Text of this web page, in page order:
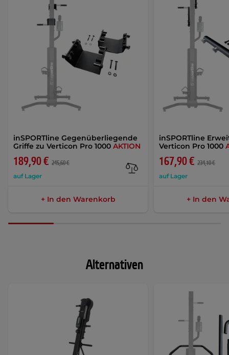
inSPORTline Gegenüberliegende
Griffe zu Verticon Pro 1000 AKTION
189,90 € 245,60 €
auf Lager
+ In den Warenkorb
inSPORTline
Verticon Pro 1000
167,90 € 234,10 €
auf Lager
+ In den
Alternativen